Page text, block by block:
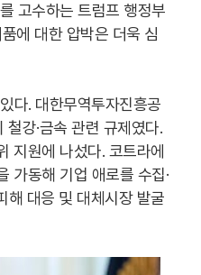
고수하는 트럼프 행정부
에 대한 압박은 더욱 심
다. 대한무역투자진흥공
강·금속 관련 규제였다.
지원에 나섰다. 코트라에
가동해 기업 애로를 수집·
해 대응 및 대체시장 발굴